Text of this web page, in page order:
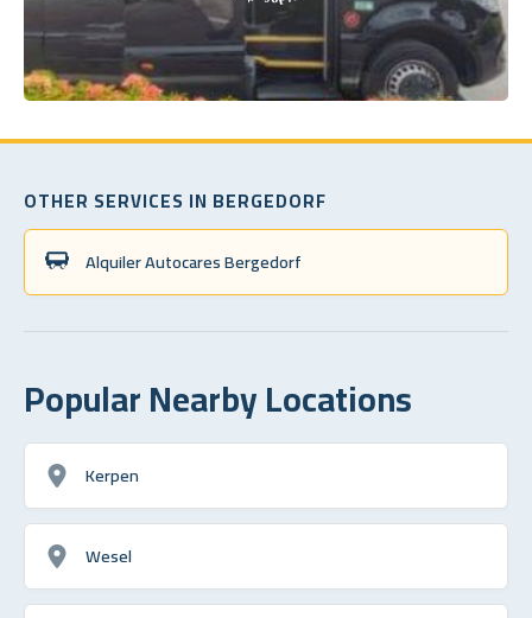
OTHER SERVICES IN BERGEDORF
Alquiler Autocares Bergedorf
Popular Nearby Locations
Kerpen
Wesel